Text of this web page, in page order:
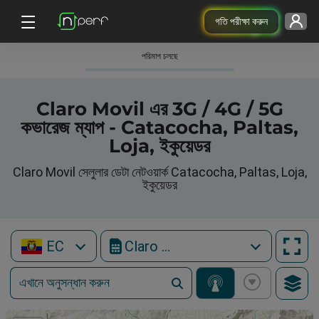
গতি পরীক্ষা করুন
পরিমাপ চলছে
Claro Movil এর 3G / 4G / 5G
কভারেজ ম্যাপ - Catacocha, Paltas,
Loja, ইকুয়েডর
Claro Movil সেলুলার ডেটা নেটওয়ার্ক Catacocha, Paltas, Loja,
ইকুয়েডর
EC Claro Movil